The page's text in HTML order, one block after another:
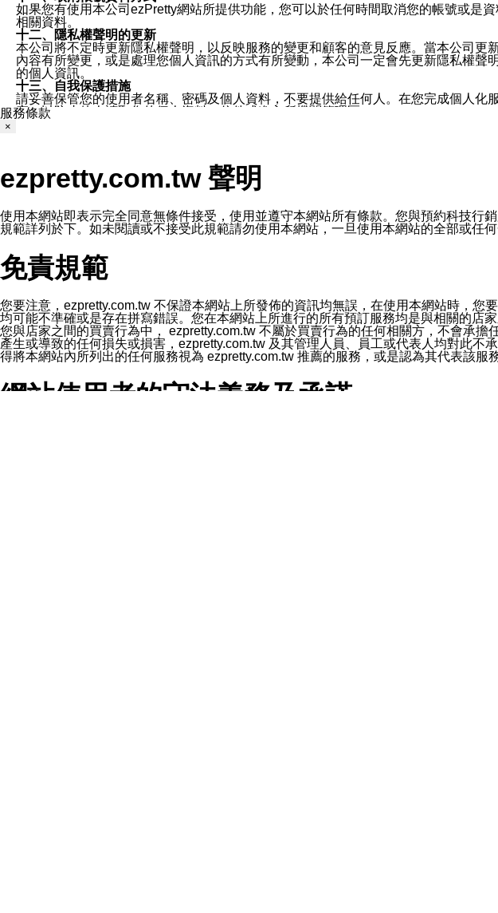
如果您有使用本公司ezPretty網站所提供功能，您可以於任何時間取消您的帳號或是
相關資料。
十二、隱私權聲明的更新
本公司將不定時更新隱私權聲明，以反映服務的變更和顧客的意見反應。當本公司
內容有所變更，或是處理您個人資訊的方式有所變動，本公司一定會先更新隱私權
的個人資訊。
十三、自我保護措施
請妥善保管您的使用者名稱、密碼及個人資料，不要提供給任何人。在您完成個人
窗，以防止他人讀取您的個人資料、信件或進入所機關管理區。
本公司/本服務將以通知型訊息傳送重要訊息給您。即使未加入本公司/本服務好友，您
本公司/本服務傳送之通知型訊息以對您有效且重要的訊息為限，以廣告或其他目的
2.該 LINE 帳號已在 LINE APP 設定中，同意接收通知型訊息。
3.LINE 帳號未封鎖傳送訊息之 LINE 官方帳號。
欲變更通知型訊息的設定，操作如下：
1.點選「主頁」＞「設定」
2.點選「隱私設定」
3.點選「提供使用資料」
5.開關「接收LINE通知型訊息」
❗️關閉「接收通知型訊息」後，將不會接收到來自任何企業官方帳號或認證官方帳號的
服務條款
×
ezpretty.com.tw 聲明
使用本網站即表示完全同意無條件接受，使用並遵守本網站所有條款。您與預約科技行
規範詳列於下。如未閱讀或不接受此規範請勿使用本網站，一旦使用本網站的全部或任
免責規範
您要注意，ezpretty.com.tw 不保證本網站上所發佈的資訊均無誤，在使用本網站時，
均可能不準確或是存在拼寫錯誤。您在本網站上所進行的所有預訂服務均是與相關的店
您與店家之間的買賣行為中， ezpretty.com.tw 不屬於買賣行為的任何相關方，不會承
產生或導致的任何損失或損害，ezpretty.com.tw 及其管理人員、員工或代表人均對此
得將本網站內所列出的任何服務視為 ezpretty.com.tw 推薦的服務，或是認為其代表該
網站使用者的守法義務及承諾